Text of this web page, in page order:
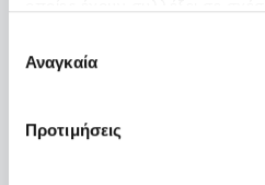
συγκατάθεσης
Αναγκαία
Προτιμήσεις